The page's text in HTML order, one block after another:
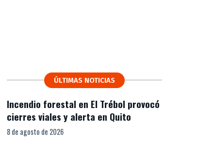
ÚLTIMAS NOTICIAS
Incendio forestal en El Trébol provocó
cierres viales y alerta en Quito
8 de agosto de 2026